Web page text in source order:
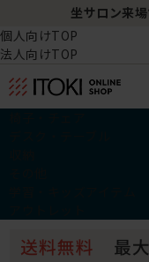
坐サロン来場
個人向けTOP
法人向けTOP